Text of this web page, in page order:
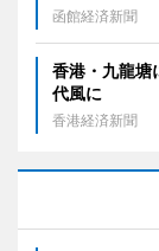
函館経済新聞
香港・九龍
代風に
香港経済新聞